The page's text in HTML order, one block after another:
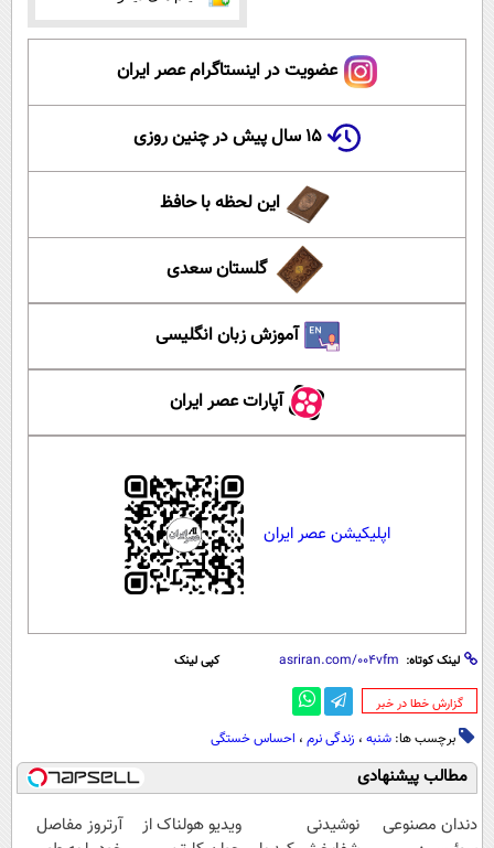
عضویت در اینستاگرام عصر ایران
۱۵ سال پیش در چنین روزی
این لحظه با حافظ
گلستان سعدی
آموزش زبان انگلیسی
آپارات عصر ایران
اپلیکیشن عصر ایران
لینک کوتاه: کپی لینک
‌گزارش خطا در خبر
برچسب ها: شنبه ، زندگی نرم ، احساس خستگی
مطالب پیشنهادی
دندان مصنوعی
نوشیدنی
ویدیو هولناک از
آرتروز مفاصل